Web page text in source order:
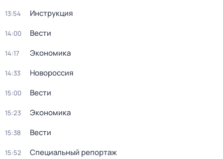
13:54 Инструкция
14:00 Вести
14:17 Экономика
14:33 Новороссия
15:00 Вести
15:23 Экономика
15:38 Вести
15:52 Специальный репортаж